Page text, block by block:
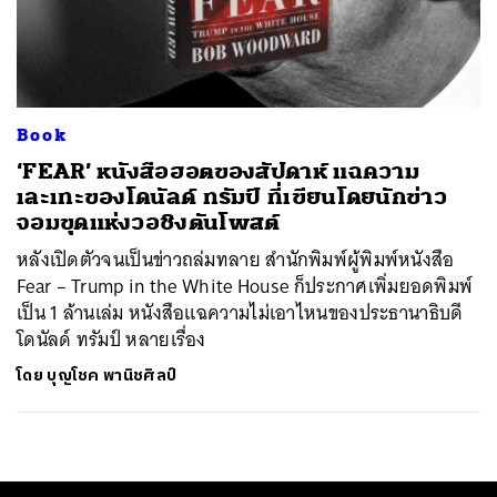
Book
‘FEAR’ หนังสือฮอตของสัปดาห์ แฉความ
เละเทะของโดนัลด์ ทรัมป์ ที่เขียนโดยนักข่าว
จอมขุดแห่งวอชิงตันโพสต์
หลังเปิดตัวจนเป็นข่าวถล่มทลาย สำนักพิมพ์ผู้พิมพ์หนังสือ
Fear – Trump in the White House ก็ประกาศเพิ่มยอดพิมพ์
เป็น 1 ล้านเล่ม หนังสือแฉความไม่เอาไหนของประธานาธิบดี
โดนัลด์ ทรัมป์ หลายเรื่อง
โดย บุญโชค พานิชศิลป์
SHARE TWEET LINE EMAIL